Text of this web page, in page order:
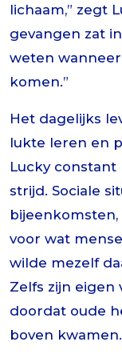
lichaam,” zegt
gevangen zat
weten
komen.”
Het dagelijks
lukte leren en
Lucky
strijd. Sociale
bijeenkomsten,
voor wat
wilde mezelf
Zelfs zijn eigen
doordat oude
boven kwamen.